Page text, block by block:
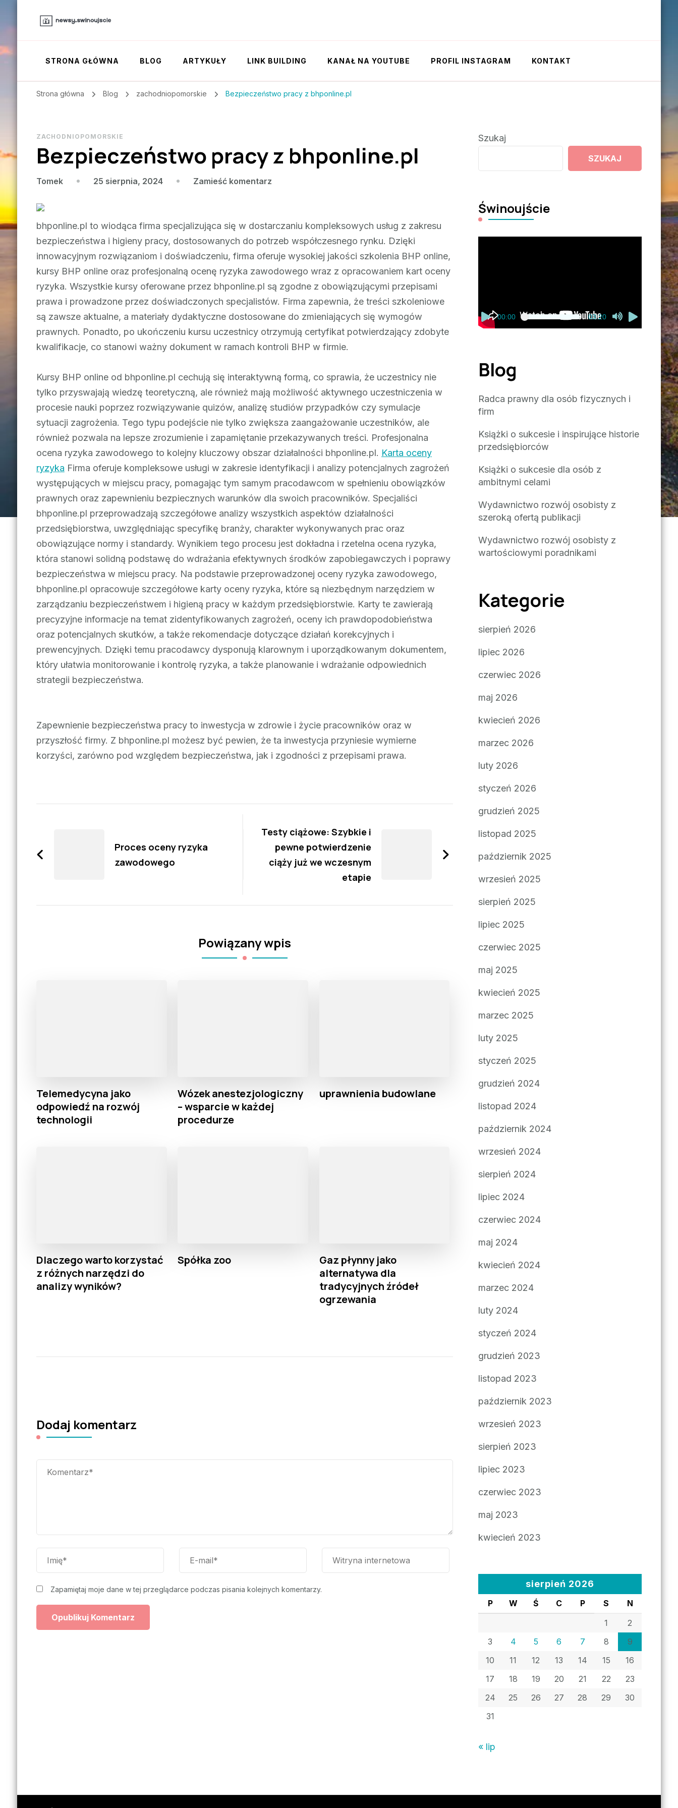
STRONA GŁÓWNA BLOG ARTYKUŁY LINK BUILDING KANAŁ NA YOUTUBE PROFIL INSTAGRAM KONTAKT
Strona główna Blog zachodniopomorskie Bezpieczeństwo pracy z bhponline.pl
ZACHODNIOPOMORSKIE
Bezpieczeństwo pracy z bhponline.pl
Tomek 25 sierpnia, 2024 Zamieść komentarzwe
bhponline.pl
bhponline.pl to wiodąca firma specjalizująca się w dostarczaniu kompleksowych usług z zakresu
bezpieczeństwa i higieny pracy, dostosowanych do potrzeb współczesnego rynku. Dzięki
innowacyjnym rozwiązaniom i doświadczeniu, firma oferuje wysokiej jakości szkolenia BHP online,
kursy BHP online oraz profesjonalną ocenę ryzyka zawodowego wraz z opracowaniem kart oceny
ryzyka. Wszystkie kursy oferowane przez bhponline.pl są zgodne z obowiązującymi przepisami
prawa i prowadzone przez doświadczonych specjalistów. Firma zapewnia, że treści szkoleniowe
są zawsze aktualne, a materiały dydaktyczne dostosowane do zmieniających się wymogów
prawnych. Ponadto, po ukończeniu kursu uczestnicy otrzymują certyfikat potwierdzający zdobyte
kwalifikacje, co stanowi ważny dokument w ramach kontroli BHP w firmie.
Kursy BHP online od bhponline.pl cechują się interaktywną formą, co sprawia, że uczestnicy nie
tylko przyswajają wiedzę teoretyczną, ale również mają możliwość aktywnego uczestniczenia w
procesie nauki poprzez rozwiązywanie quizów, analizę studiów przypadków czy symulacje
sytuacji zagrożenia. Tego typu podejście nie tylko zwiększa zaangażowanie uczestników, ale
również pozwala na lepsze zrozumienie i zapamiętanie przekazywanych treści. Profesjonalna
ocena ryzyka zawodowego to kolejny kluczowy obszar działalności bhponline.pl. Karta oceny
ryzyka Firma oferuje kompleksowe usługi w zakresie identyfikacji i analizy potencjalnych zagrożeń
występujących w miejscu pracy, pomagając tym samym pracodawcom w spełnieniu obowiązków
prawnych oraz zapewnieniu bezpiecznych warunków dla swoich pracowników. Specjaliści
bhponline.pl przeprowadzają szczegółowe analizy wszystkich aspektów działalności
przedsiębiorstwa, uwzględniając specyfikę branży, charakter wykonywanych prac oraz
obowiązujące normy i standardy. Wynikiem tego procesu jest dokładna i rzetelna ocena ryzyka,
która stanowi solidną podstawę do wdrażania efektywnych środków zapobiegawczych i poprawy
bezpieczeństwa w miejscu pracy. Na podstawie przeprowadzonej oceny ryzyka zawodowego,
bhponline.pl opracowuje szczegółowe karty oceny ryzyka, które są niezbędnym narzędziem w
zarządzaniu bezpieczeństwem i higieną pracy w każdym przedsiębiorstwie. Karty te zawierają
precyzyjne informacje na temat zidentyfikowanych zagrożeń, oceny ich prawdopodobieństwa
oraz potencjalnych skutków, a także rekomendacje dotyczące działań korekcyjnych i
prewencyjnych. Dzięki temu pracodawcy dysponują klarownym i uporządkowanym dokumentem,
który ułatwia monitorowanie i kontrolę ryzyka, a także planowanie i wdrażanie odpowiednich
strategii bezpieczeństwa.
Zapewnienie bezpieczeństwa pracy to inwestycja w zdrowie i życie pracowników oraz w
przyszłość firmy. Z bhponline.pl możesz być pewien, że ta inwestycja przyniesie wymierne
korzyści, zarówno pod względem bezpieczeństwa, jak i zgodności z przepisami prawa.
Proces oceny ryzyka
zawodowego
Testy ciążowe: Szybkie i
pewne potwierdzenie
ciąży już we wczesnym
etapie
Powiązany wpis
Telemedycyna jako
odpowiedź na rozwój
technologii
Wózek anestezjologiczny
– wsparcie w każdej
procedurze
uprawnienia budowlane
Dlaczego warto korzystać
z różnych narzędzi do
analizy wyników?
Spółka zoo
Gaz płynny jako
alternatywa dla
tradycyjnych źródeł
ogrzewania
Dodaj komentarz
Zapamiętaj moje dane w tej przeglądarce podczas pisania kolejnych komentarzy.
Szukaj
SZUKAJ
Świnoujście
00:00 03:20
Blog
Radca prawny dla osób fizycznych i
firm
Książki o sukcesie i inspirujące historie
przedsiębiorców
Książki o sukcesie dla osób z
ambitnymi celami
Wydawnictwo rozwój osobisty z
szeroką ofertą publikacji
Wydawnictwo rozwój osobisty z
wartościowymi poradnikami
Kategorie
sierpień 2026
lipiec 2026
czerwiec 2026
maj 2026
kwiecień 2026
marzec 2026
luty 2026
styczeń 2026
grudzień 2025
listopad 2025
październik 2025
wrzesień 2025
sierpień 2025
lipiec 2025
czerwiec 2025
maj 2025
kwiecień 2025
marzec 2025
luty 2025
styczeń 2025
grudzień 2024
listopad 2024
październik 2024
wrzesień 2024
sierpień 2024
lipiec 2024
czerwiec 2024
maj 2024
kwiecień 2024
marzec 2024
luty 2024
styczeń 2024
grudzień 2023
listopad 2023
październik 2023
wrzesień 2023
sierpień 2023
lipiec 2023
czerwiec 2023
maj 2023
kwiecień 2023
sierpień 2026
P W Ś C P S
N
1
2
3
4 5 6 7 8
9
10
11 12 13 14 15
16
17
18 19 20 21 22
23
24
25 26 27 28 29
30
31
« lip